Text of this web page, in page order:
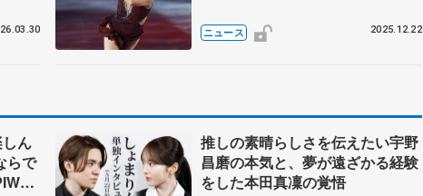
ニュース 2025.12.22
ん
らで
前
推しの素晴らしさを伝えたい宇野
昌磨の本気と、夢が遠ざかる経験
をした本田真凜の覚悟